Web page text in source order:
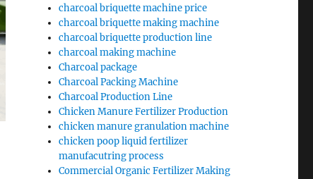
charcoal briquette machine price
charcoal briquette making machine
charcoal briquette production line
charcoal making machine
Charcoal package
Charcoal Packing Machine
Charcoal Production Line
Chicken Manure Fertilizer Production
chicken manure granulation machine
chicken poop liquid fertilizer
manufacutring process
Commercial Organic Fertilizer Making